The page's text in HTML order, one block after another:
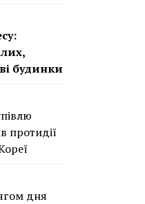
будинки
протидії
дня